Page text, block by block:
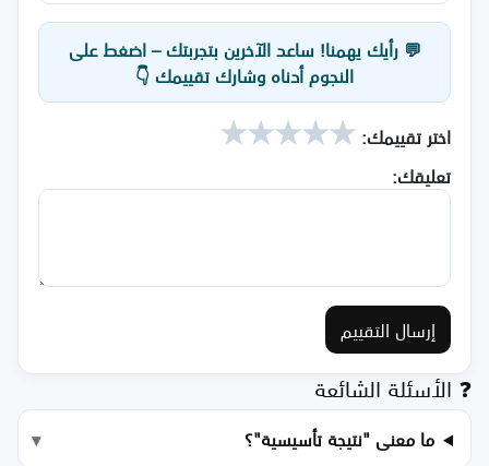
💬 رأيك يهمنا! ساعد الآخرين بتجربتك – اضغط على
النجوم أدناه وشارك تقييمك 👇
اختر تقييمك: ★
★
★
★
★
تعليقك:
إرسال التقييم
❓ الأسئلة الشائعة
ما معنى "نتيجة تأسيسية"؟